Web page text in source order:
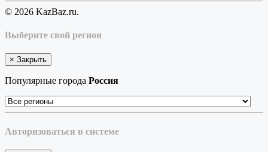
© 2026 KazBaz.ru.
Выберите свой регион
× Закрыть
Популярные города Россия
Авторизоваться в системе